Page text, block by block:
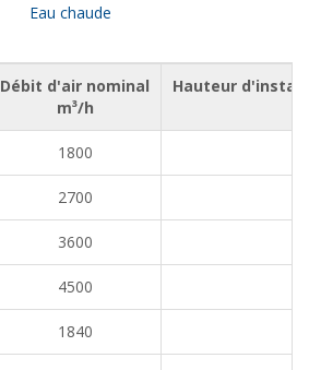
Eau chaude
Débit d'air nominal
m³/h
Hauteur
1800
2700
3600
4500
1840